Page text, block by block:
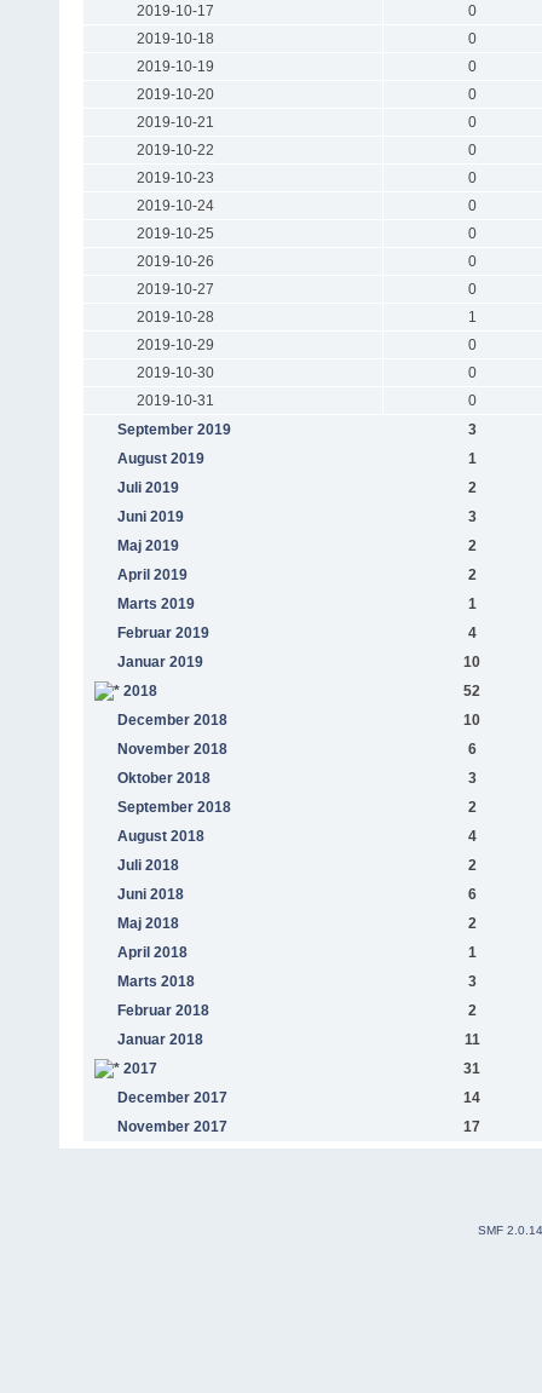
2019-10-17
0
2019-10-18
0
2019-10-19
0
2019-10-20
0
2019-10-21
0
2019-10-22
0
2019-10-23
0
2019-10-24
0
2019-10-25
0
2019-10-26
0
2019-10-27
0
2019-10-28
1
2019-10-29
0
2019-10-30
0
2019-10-31
0
September 2019
3
August 2019
1
Juli 2019
2
Juni 2019
3
Maj 2019
2
April 2019
2
Marts 2019
1
Februar 2019
4
Januar 2019
10
2018
52
December 2018
10
November 2018
6
Oktober 2018
3
September 2018
2
August 2018
4
Juli 2018
2
Juni 2018
6
Maj 2018
2
April 2018
1
Marts 2018
3
Februar 2018
2
Januar 2018
11
2017
31
December 2017
14
November 2017
17
SMF 2.0.14